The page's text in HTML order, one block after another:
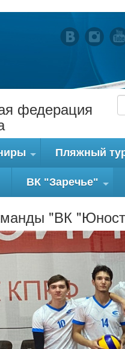
федерация
+
Пляжный
+
ВК "Заречье"
"ВК